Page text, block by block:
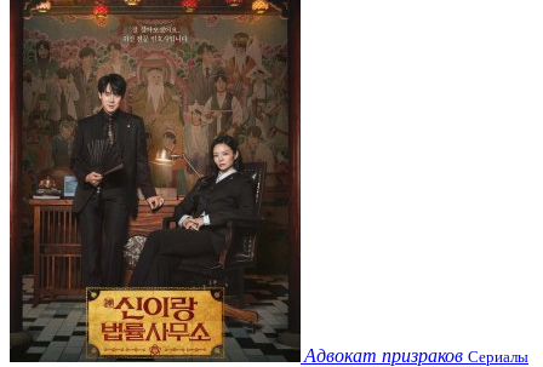
Адвокат призраков Сериалы